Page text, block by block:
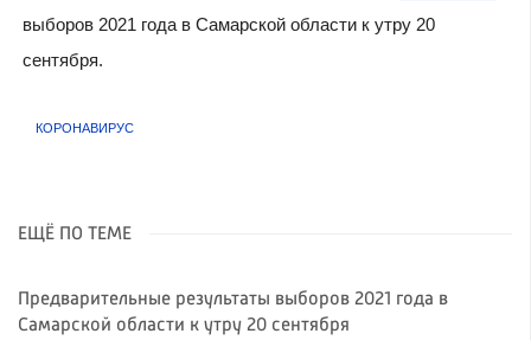
выборов 2021 года в Самарской области к утру 20
сентября.
КОРОНАВИРУС
ЕЩЁ ПО ТЕМЕ
Предварительные результаты выборов 2021 года в
Самарской области к утру 20 сентября